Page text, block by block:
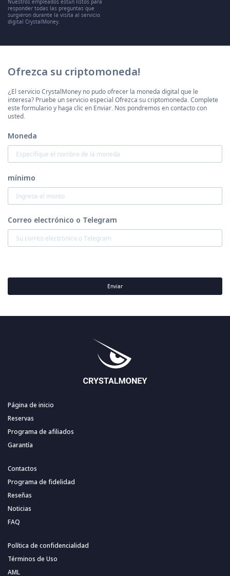
Nuestros empleados están listos para
responder todas las preguntas que
surgieron durante la visita al servicio
digital CrystalMoney.
Ofrezca su criptomoneda!
¿El servicio CrystalMoney no pudo ofrecer la moneda digital que le
interesa? Pruebe un servicio especial Ofrezca su criptomoneda. Complete
este formulario y haga clic en Enviar. Nos pondremos en contacto con
usted.
Moneda
mínimo
Correo electrónico o Telegram
Enviar
Página de inicio
Reservas
Programa de afiliados
Garantía
Contactos
Programa de fidelidad
Reseñas
Noticias
FAQ
Política de confidencialidad
Términos de Uso
AML